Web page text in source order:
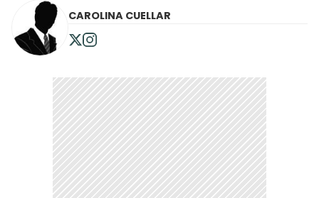
CAROLINA CUELLAR